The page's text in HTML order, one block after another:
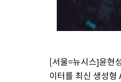
[서울=뉴시스]윤현
이터를 최신 생성